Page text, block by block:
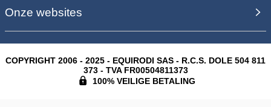
Onze websites
COPYRIGHT 2006 - 2025 - EQUIRODI SAS - R.C.S. DOLE 504 811
373 - TVA FR00504811373
100% VEILIGE BETALING